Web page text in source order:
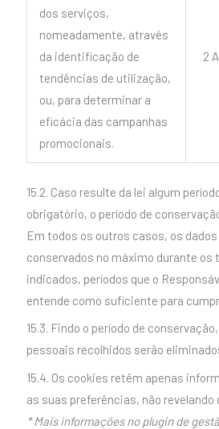
dos serviços,
nomeadamente, através
da identificação de
tendências de utilização,
ou, para determinar a
eficácia das campanhas
promocionais.
2
15.2. Caso resulte da lei algum
obrigatório, o período de
Em todos os outros casos, os
conservados no máximo durante os
indicados, períodos que o
entende como suficiente para
15.3. Findo o período de
pessoais recolhidos serão
15.4. Os cookies retêm apenas
as suas preferências, não revelando
* Mais informações no plugin de